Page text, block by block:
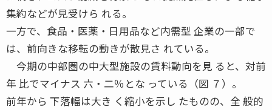
集約などが見受けら れる。
一方で、食品・医薬・日用品など内需型 企業の一部で
は、前向きな移転の動きが散見さ れている。
今期の中部圏の中大型施設の賃料動向を見 ると、対前
年 比でマイナス 六・二％とな っている（図 ７）。
前年から 下落幅は大き く縮小を示し たものの、全 般的